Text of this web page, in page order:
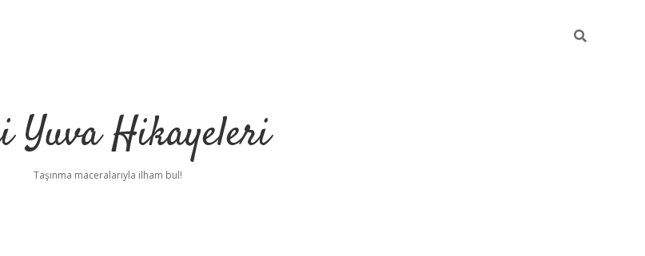
Yuva Hikayeleri
Taşınma maceralarıyla ilham bul!